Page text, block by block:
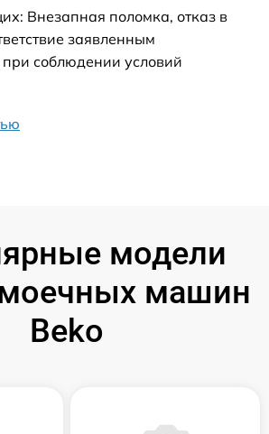
Внезапная поломка, отказ в
заявленным
соблюдении условий
модели
машин
Beko